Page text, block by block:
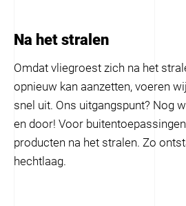
Na het stralen
Omdat vliegroest zich na het
opnieuw kan aanzetten, voeren
snel uit. Ons uitgangspunt? Nog
en door! Voor
producten na het stralen. Zo
hechtlaag.